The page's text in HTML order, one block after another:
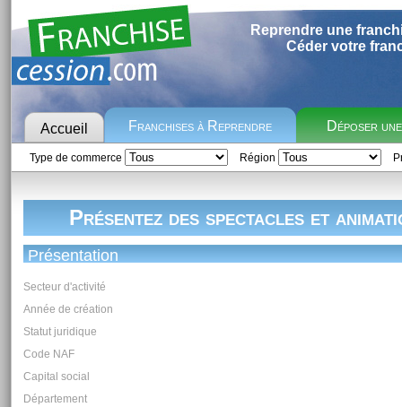
Reprendre une
Céder votre
Accueil Franchises à Reprendre Déposer
Type de commerce Région
Présentez des spectacles et
Présentation
Secteur d'activité
Année de création
Statut juridique
Code NAF
Capital social
Département